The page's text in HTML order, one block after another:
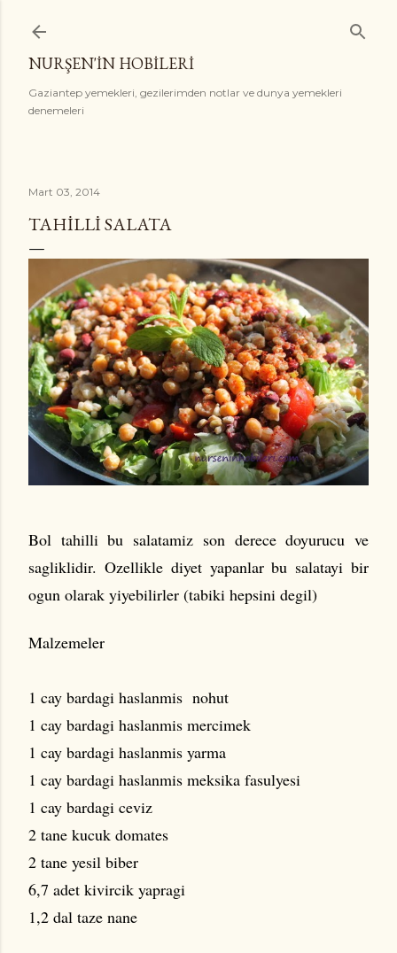
NURŞEN'İN HOBİLERİ
Gaziantep yemekleri, gezilerimden notlar ve dunya yemekleri
denemeleri
Mart 03, 2014
TAHILLI SALATA
Bol tahilli bu salatamiz son derece doyurucu ve
sagliklidir. Ozellikle diyet yapanlar bu salatayi bir
ogun olarak yiyebilirler (tabiki hepsini degil)
Malzemeler
1 cay bardagi haslanmis nohut
1 cay bardagi haslanmis mercimek
1 cay bardagi haslanmis yarma
1 cay bardagi haslanmis meksika fasulyesi
1 cay bardagi ceviz
2 tane kucuk domates
2 tane yesil biber
6,7 adet kivircik yapragi
1,2 dal taze nane